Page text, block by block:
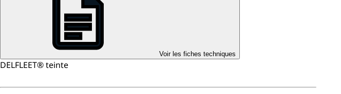
Voir les fiches techniques
DELFLEET® teinte